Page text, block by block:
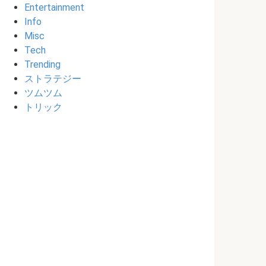
Entertainment
Info
Misc
Tech
Trending
ストラテジー
ツムツム
トリック